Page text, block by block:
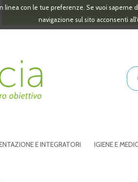
con le tue preferenze. Se vuoi saperne
navigazione sul sito acconsenti
Cerca
E INTEGRATORI IGIENE E